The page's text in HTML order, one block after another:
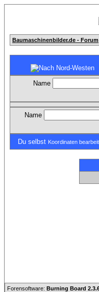
Baumaschinenbilder.de - Forum
Name
Name
Du selbst Koordinaten
Forensoftware: Burning Board